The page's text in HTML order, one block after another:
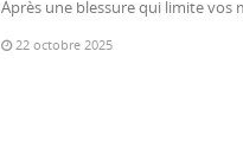
Après une blessure qui limite vos
22 octobre 2025